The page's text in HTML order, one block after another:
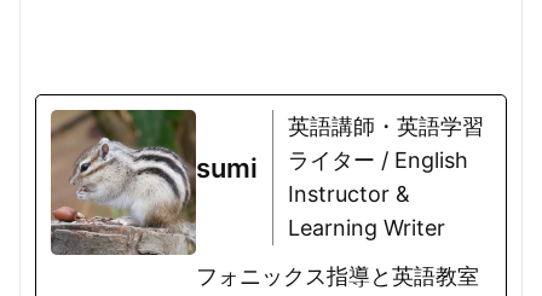
sumi
英語講師・英語学習
ライター / English
Instructor &
Learning Writer
フォニックス指導と英語教室